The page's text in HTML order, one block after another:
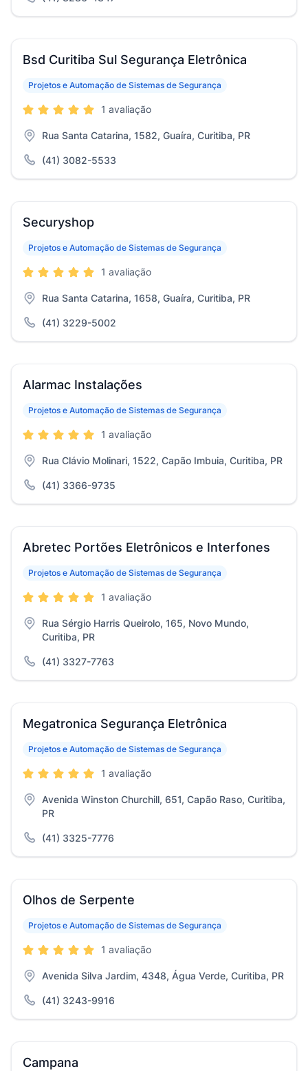
Bsd Curitiba Sul Segurança Eletrônica
Projetos e Automação de Sistemas de Segurança
1 avaliação
Rua Santa Catarina, 1582, Guaíra, Curitiba, PR
(41) 3082-5533
Securyshop
Projetos e Automação de Sistemas de Segurança
1 avaliação
Rua Santa Catarina, 1658, Guaíra, Curitiba, PR
(41) 3229-5002
Alarmac Instalações
Projetos e Automação de Sistemas de Segurança
1 avaliação
Rua Clávio Molinari, 1522, Capão Imbuia, Curitiba, PR
(41) 3366-9735
Abretec Portões Eletrônicos e Interfones
Projetos e Automação de Sistemas de Segurança
1 avaliação
Rua Sérgio Harris Queirolo, 165, Novo Mundo,
Curitiba, PR
(41) 3327-7763
Megatronica Segurança Eletrônica
Projetos e Automação de Sistemas de Segurança
1 avaliação
Avenida Winston Churchill, 651, Capão Raso, Curitiba,
PR
(41) 3325-7776
Olhos de Serpente
Projetos e Automação de Sistemas de Segurança
1 avaliação
Avenida Silva Jardim, 4348, Água Verde, Curitiba, PR
(41) 3243-9916
Campana